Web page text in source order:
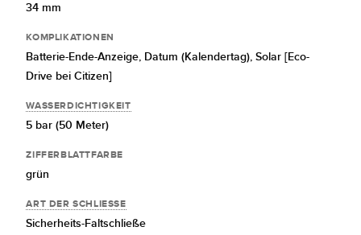
34 mm
KOMPLIKATIONEN
Batterie-Ende-Anzeige, Datum (Kalendertag),Solar [Eco-
Drive bei Citizen]
WASSERDICHTIGKEIT
5 bar (50 Meter)
ZIFFERBLATTFARBE
grün
ART DER SCHLIESSE
Sicherheits-Faltschließe